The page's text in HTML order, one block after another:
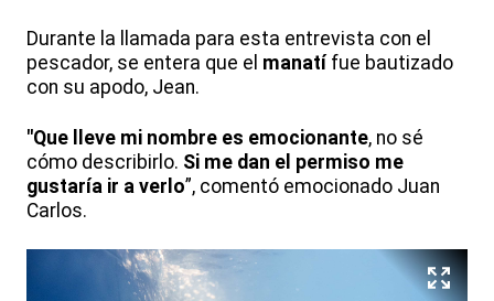
Durante la llamada para esta entrevista con el
pescador, se entera que el manatífue bautizado
con su apodo, Jean.
"Que lleve mi nombre es emocionante, no sé
cómo describirlo. Si me dan el permiso me
gustaría ir a verlo”, comentó emocionado Juan
Carlos.